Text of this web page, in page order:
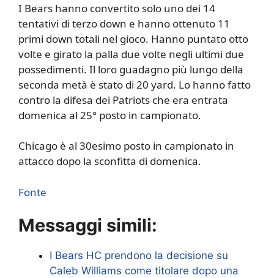
I Bears hanno convertito solo uno dei 14
tentativi di terzo down e hanno ottenuto 11
primi down totali nel gioco. Hanno puntato otto
volte e girato la palla due volte negli ultimi due
possedimenti. Il loro guadagno più lungo della
seconda metà è stato di 20 yard. Lo hanno fatto
contro la difesa dei Patriots che era entrata
domenica al 25° posto in campionato.
Chicago è al 30esimo posto in campionato in
attacco dopo la sconfitta di domenica.
Fonte
Messaggi simili:
I Bears HC prendono la decisione su
Caleb Williams come titolare dopo una